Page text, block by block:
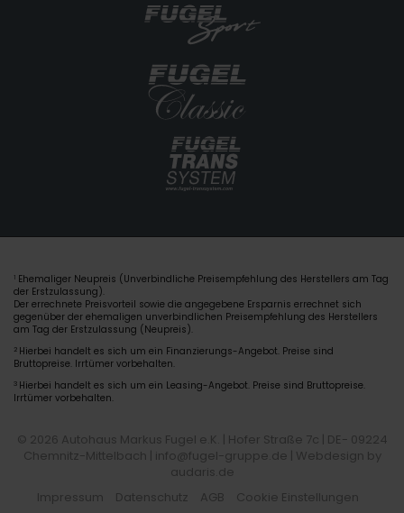
1 Ehemaliger Neupreis (Unverbindliche Preisempfehlung des Herstellers am Tag
der Erstzulassung).
Der errechnete Preisvorteil sowie die angegebene Ersparnis errechnet sich
gegenüber der ehemaligen unverbindlichen Preisempfehlung des Herstellers
am Tag der Erstzulassung (Neupreis).
2 Hierbei handelt es sich um ein Finanzierungs-Angebot. Preise sind
Bruttopreise. Irrtümer vorbehalten.
3 Hierbei handelt es sich um ein Leasing-Angebot. Preise sind Bruttopreise.
Irrtümer vorbehalten.
© 2026 Autohaus Markus Fugel e.K. | Hofer Straße 7c | DE- 09224
Chemnitz-Mittelbach | info@fugel-gruppe.de | Webdesign by
audaris.de
Impressum
Datenschutz AGB Cookie Einstellungen